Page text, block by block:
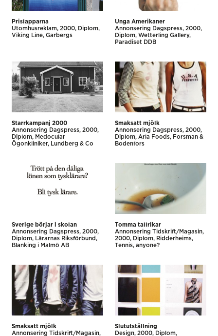
Prislapparna
Utomhus­reklam 2000
Diplom
Viking Line Garbergs
Unga Amerikaner
Annonsering Dagspress 2000
Diplom Wetterling Gallery
Paradiset DDB
Starrkampanj 2000
Annonsering Dagspress 2000
Diplom
Medocular
Ögonkliniker
Lundberg & Co
Smaksatt mjölk
Annonsering Dagspress 2000
Diplom
Arla Foods
Forsman &
Bodenfors
Sverige börjar i skolan
Annonsering Dagspress 2000
Diplom
Lärarnas Riksförbund
Blanking i Malmö AB
Tomma tallrikar
Annonsering Tidskrift/Magasin
2000
Diplom
Ridderheims
Tennis, anyone?
Smaksatt mjölk
Annonsering Tidskrift/Magasin
Slututställning
Design 2000
Diplom